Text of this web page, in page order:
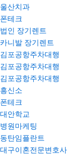
울산치과
폰테크
법인 장기렌트
카니발 장기렌트
김포공항주차대행
김포공항주차대행
김포공항주차대행
흥신소
폰테크
대안학교
병원마케팅
동탄임플란트
대구이혼전문변호사